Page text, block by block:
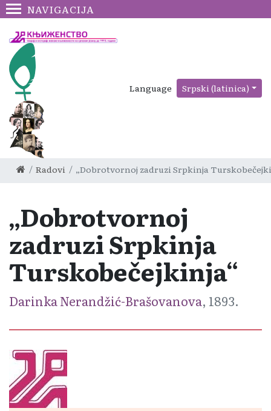
NAVIGACIJA
Language Srpski (latinica)
Radovi „Dobrotvornoj zadruzi Srpkinja
„Dobrotvornoj
zadruzi Srpkinja
Turskobečejkinja“
Darinka Nerandžić-Brašovanova, 1893.